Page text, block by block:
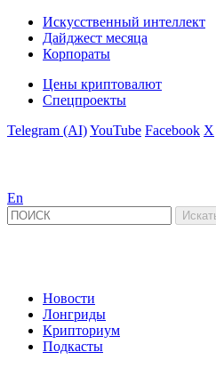
Искусственный интеллект
Дайджест месяца
Корпораты
Цены криптовалют
Спецпроекты
Telegram (AI)YouTube Facebook X
En
Новости
Лонгриды
Крипториум
Подкасты